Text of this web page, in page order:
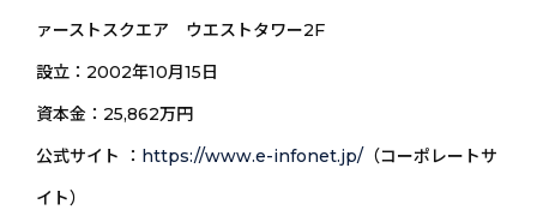
ァーストスクエア ウエストタワー2F
設立：2002年10月15日
資本金：25,862万円
公式サイト ： https://www.e-infonet.jp/ （コーポレートサ
イト）